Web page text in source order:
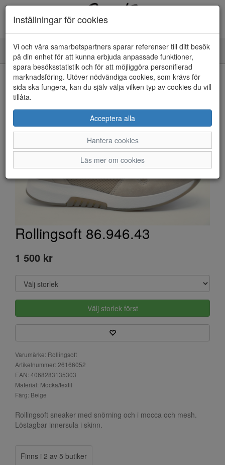
Toggle
navigation
HEM
Rollingsoft 86.946.43
1 500 kr
Välj storlek först
Varumärke: Rollingsoft
Artikelnummer: 26166052
EAN: 4068283135303
Material: Mocka/textil
Färg: Beige
Rollingsoft sneaker med snörning och i mocca och mesh.
Löstagbar innersula i skinn.
Finns i 2 av 5 butiker
Inställningar för cookies
Vi och våra samarbetspartners sparar referenser till ditt besök
på din enhet för att kunna erbjuda anpassade funktioner,
spara besöksstatistik och för att möjliggöra personifierad
marknadsföring. Utöver nödvändiga cookies, som krävs för
sida ska fungera, kan du själv välja vilken typ av cookies du vill
tillåta.
Acceptera alla
Hantera cookies
Läs mer om cookies